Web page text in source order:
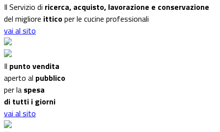
Il Servizio di ricerca, acquisto, lavorazione e conservazione
del migliore itticoper le cucine professionali
vai al sito
Il punto vendita
aperto al pubblico
per la spesa
di tutti i giorni
vai al sito